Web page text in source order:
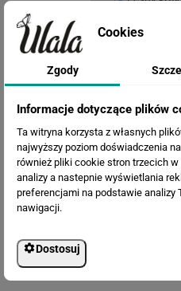
Fototapeta
Cookies
Zgody
Informacje dotyczące plików
Ta witryna korzysta z własnych
najwyższy poziom doświadczenia
również pliki cookie stron trzecich w
analizy a nastepnie wyświetlania
preferencjami na podstawie analizy
nawigacji.
Dostosuj